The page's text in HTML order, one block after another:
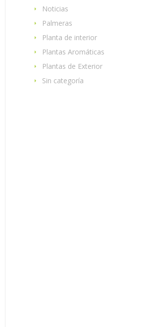
Noticias
Palmeras
Planta de interior
Plantas Aromáticas
Plantas de Exterior
Sin categoría